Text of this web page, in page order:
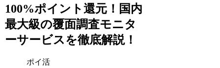
100%ポイント還元！国内
最大級の覆面調査モニタ
ーサービスを徹底解説！
ポイ活